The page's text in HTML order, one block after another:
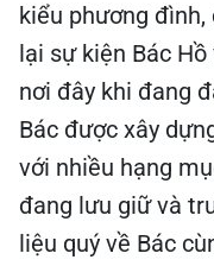
kiểu phương
lại sự kiện Bác
nơi đây khi đang
Bác được xây
với nhiều hạng
đang lưu giữ và
liệu quý về Bác